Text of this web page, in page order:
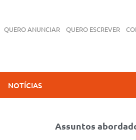
QUERO ANUNCIAR QUERO ESCREVER
NOTÍCIAS
Assuntos